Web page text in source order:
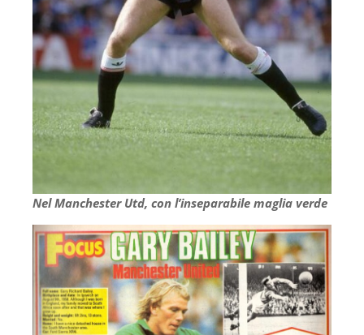
Nel Manchester Utd, con l’inseparabile maglia verde